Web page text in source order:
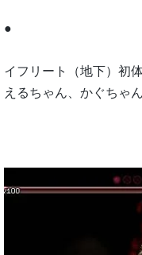
●
イフリート（地下）初体
えるちゃん、かぐちゃ